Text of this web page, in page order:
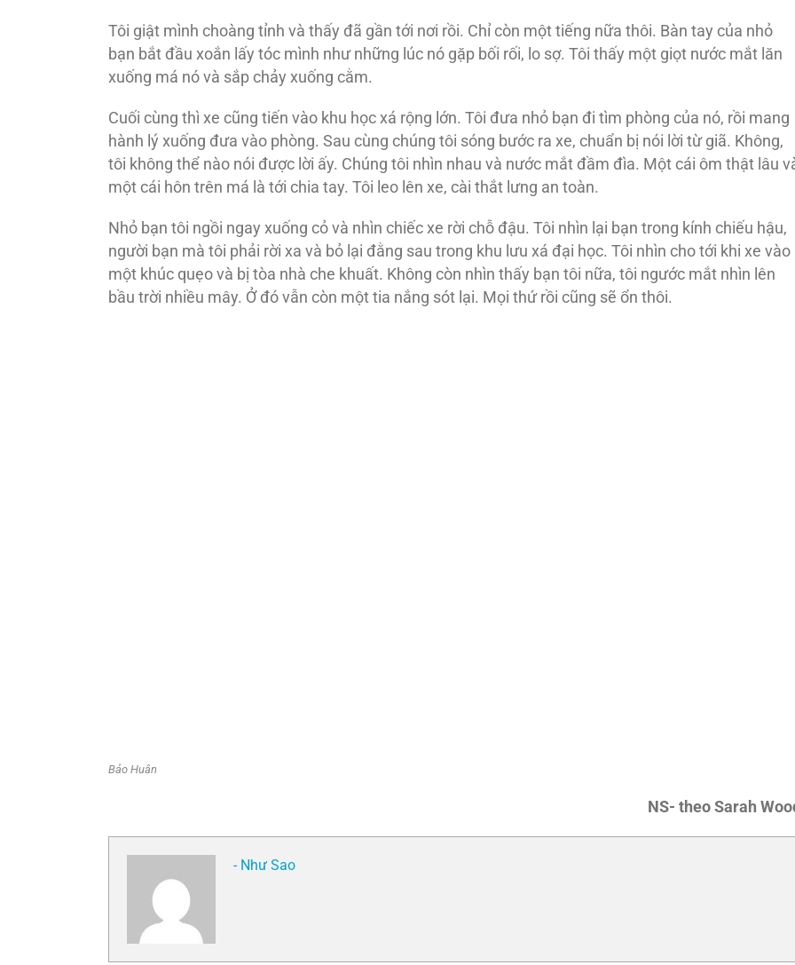
Tôi giật mình choàng tỉnh và thấy đã gần tới nơi rồi. Chỉ còn một tiếng nữa thôi. Bàn tay của nhỏ
bạn bắt đầu xoắn lấy tóc mình như những lúc nó gặp bối rối, lo sợ. Tôi thấy một giọt nước mắt lăn
xuống má nó và sắp chảy xuống cằm.
Cuối cùng thì xe cũng tiến vào khu học xá rộng lớn. Tôi đưa nhỏ bạn đi tìm phòng của nó, rồi mang
hành lý xuống đưa vào phòng. Sau cùng chúng tôi sóng bước ra xe, chuẩn bị nói lời từ giã. Không,
tôi không thể nào nói được lời ấy. Chúng tôi nhìn nhau và nước mắt đầm đìa. Một cái ôm thật lâu
một cái hôn trên má là tới chia tay. Tôi leo lên xe, cài thắt lưng an toàn.
Nhỏ bạn tôi ngồi ngay xuống cỏ và nhìn chiếc xe rời chỗ đậu. Tôi nhìn lại bạn trong kính chiếu hậu,
người bạn mà tôi phải rời xa và bỏ lại đằng sau trong khu lưu xá đại học. Tôi nhìn cho tới khi xe vào
một khúc quẹo và bị tòa nhà che khuất. Không còn nhìn thấy bạn tôi nữa, tôi ngước mắt nhìn lên
bầu trời nhiều mây. Ở đó vẫn còn một tia nắng sót lại. Mọi thứ rồi cũng sẽ ổn thôi.
Bảo Huân
NS- theo Sarah
- Như Sao